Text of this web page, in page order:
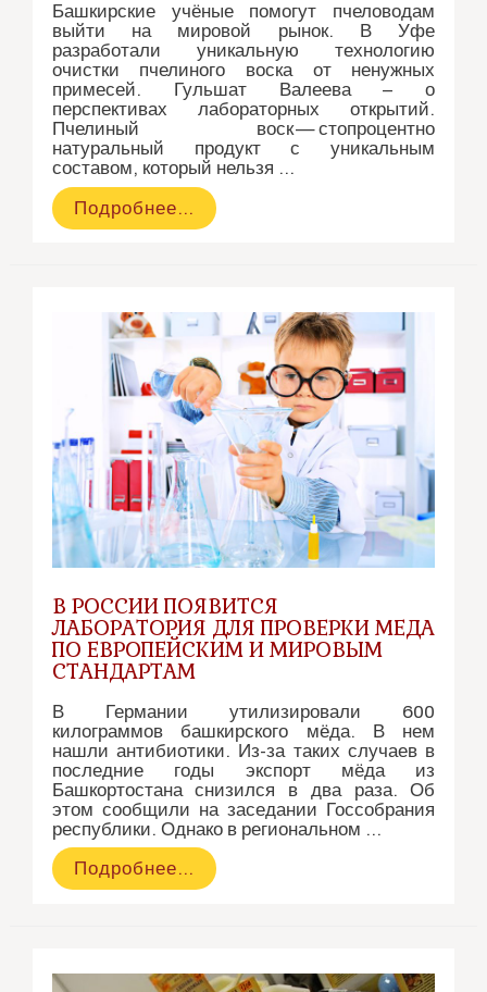
Башкирские учёные помогут пчеловодам
выйти на мировой рынок. В Уфе
разработали уникальную технологию
очистки пчелиного воска от ненужных
примесей. Гульшат Валеева – о
перспективах лабораторных открытий.
Пчелиный воск — стопроцентно
натуральный продукт с уникальным
составом, который нельзя …
Очищение
пчелиного
(видео)
Подробнее…
В РОССИИ ПОЯВИТСЯ
ЛАБОРАТОРИЯ ДЛЯ ПРОВЕРКИ МЕДА
ПО ЕВРОПЕЙСКИМ И МИРОВЫМ
СТАНДАРТАМ
В Германии утилизировали 600
килограммов башкирского мёда. В нем
нашли антибиотики. Из-за таких случаев в
последние годы экспорт мёда из
Башкортостана снизился в два раза. Об
этом сообщили на заседании Госсобрания
республики. Однако в региональном …
В
России
меда
Подробнее…